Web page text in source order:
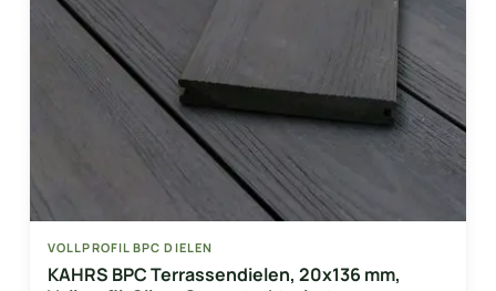
VOLLPROFIL BPC DIELEN
KAHRS BPC Terrassendielen, 20x136 mm,